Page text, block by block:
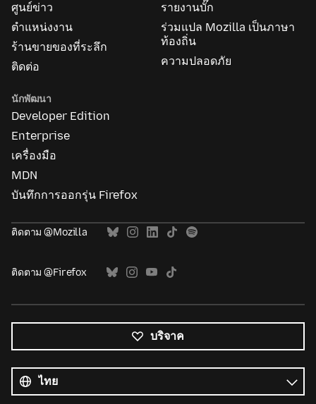
ศูนย์ข่าว
ตำแหน่งงาน
ร้านขายของที่ระลึก
ติดต่อ
รายงานบั๊ก
ร่วมแปล Mozilla เป็นภาษา
ท้องถิ่น
ความปลอดภัย
นักพัฒนา
Developer Edition
Enterprise
เครื่องมือ
MDN
บันทึกการออกรุ่น Firefox
ติดตาม @Mozilla
ติดตาม @Firefox
บริจาค
ทั้งหมด
ภาษา